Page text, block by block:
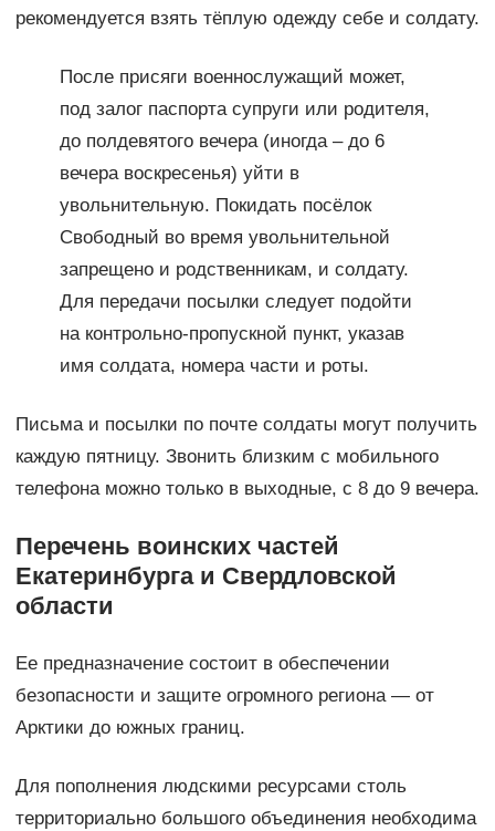
рекомендуется взять тёплую одежду себе и солдату.
После присяги военнослужащий может,
под залог паспорта супруги или родителя,
до полдевятого вечера (иногда – до 6
вечера воскресенья) уйти в
увольнительную. Покидать посёлок
Свободный во время увольнительной
запрещено и родственникам, и солдату.
Для передачи посылки следует подойти
на контрольно-пропускной пункт, указав
имя солдата, номера части и роты.
Письма и посылки по почте солдаты могут получить
каждую пятницу. Звонить близким с мобильного
телефона можно только в выходные, с 8 до 9 вечера.
Перечень воинских частей
Екатеринбурга и Свердловской
области
Ее предназначение состоит в обеспечении
безопасности и защите огромного региона — от
Арктики до южных границ.
Для пополнения людскими ресурсами столь
территориально большого объединения необходима